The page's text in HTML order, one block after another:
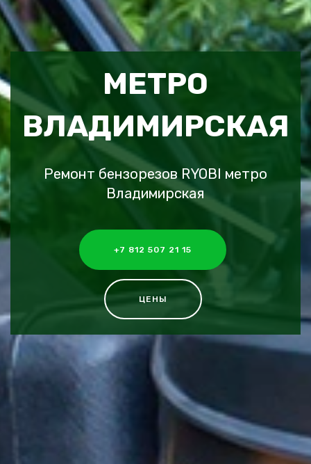
МЕТРО
ВЛАДИМИРСКАЯ
Ремонт бензорезов RYOBI метро
Владимирская
+7 812 507 21 15
ЦЕНЫ